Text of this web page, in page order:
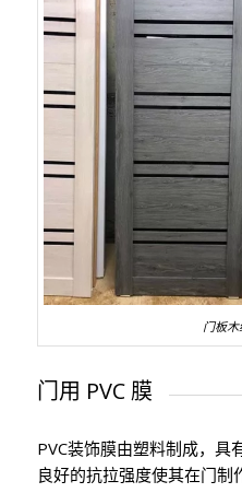
门板木
门用 PVC 膜
PVC装饰膜由塑料制成，具
良好的抗拉强度使其在门制